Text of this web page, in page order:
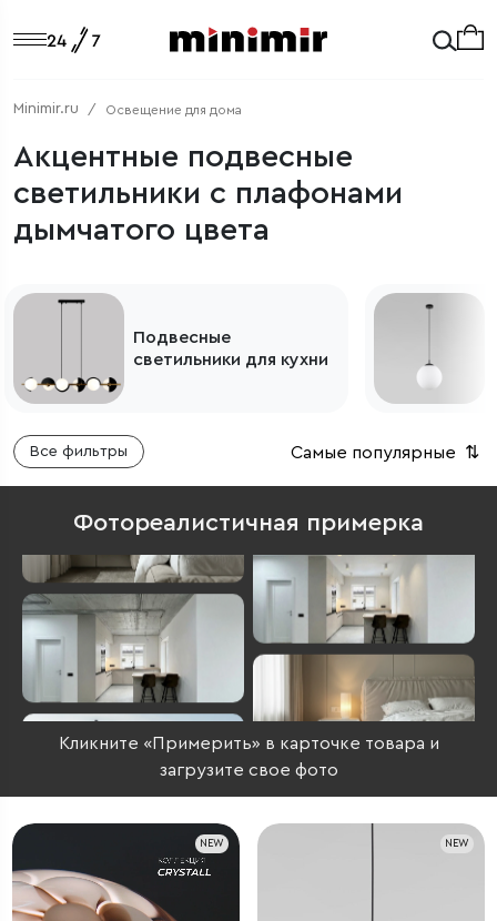
Minimir.ru Освещение для дома
Акцентные подвесные
светильники с плафонами
дымчатого цвета
Подвесные
светильники для кухни
Все фильтры Самые популярные ⇅
Фотореалистичная примерка
Кликните «Примерить» в карточке товара и
загрузите свое фото
NEW NEW